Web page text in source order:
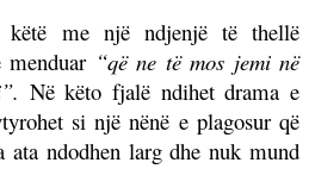
këtë me një ndjenjë të thellë
“që ne të mos jemi në
Në këto fjalë ndihet drama e
si një nënë e plagosur që
ata ndodhen larg dhe nuk mund